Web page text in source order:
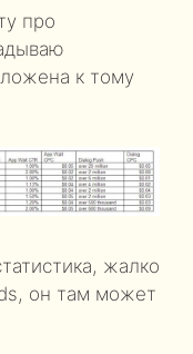
про
к тому
жалко
он там может